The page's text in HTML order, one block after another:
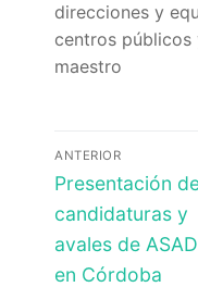
direcciones y
centros
maestro
Navegación
de
entradas
ANTERIOR
Entrada
anterior:
Presentación
candidaturas y
avales de
en Córdoba